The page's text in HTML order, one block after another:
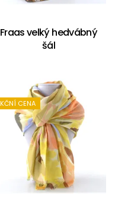
Fraas velký hedvábný
šál
CENA